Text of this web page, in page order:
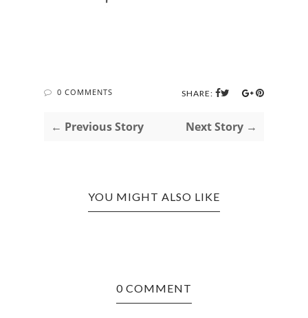
0 COMMENTS SHARE:
← Previous Story Next Story →
YOU MIGHT ALSO LIKE
0 COMMENT